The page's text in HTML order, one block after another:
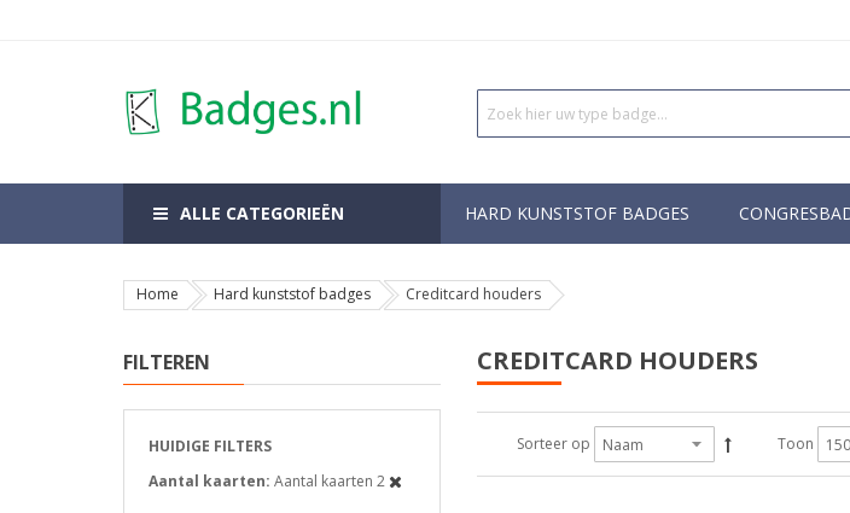
ALLE CATEGORIEËN HARD KUNSTSTOF BADGES
Home Hard kunststof badges Creditcard houders
CREDITCARD HOUDERS
Sorteer op Toon
FILTEREN
HUIDIGE FILTERS
Aantal kaarten Aantal kaarten 2